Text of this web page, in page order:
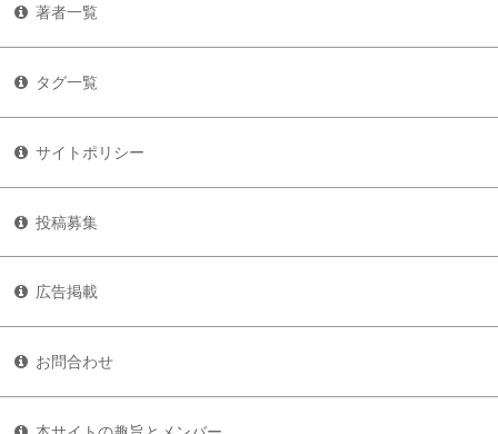
著者一覧
タグ一覧
サイトポリシー
投稿募集
広告掲載
お問合わせ